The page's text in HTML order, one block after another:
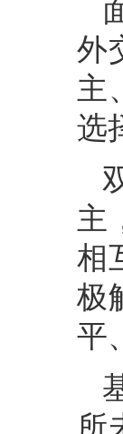
外
主
选
主
相
极
平
所